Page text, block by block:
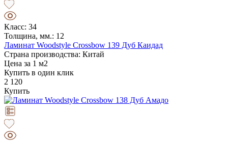
Класс: 34
Толщина, мм.: 12
Ламинат Woodstyle Crossbow 139 Дуб Каидад
Страна производства: Китай
Цена за 1 м2
Купить в один клик
2 120
Купить